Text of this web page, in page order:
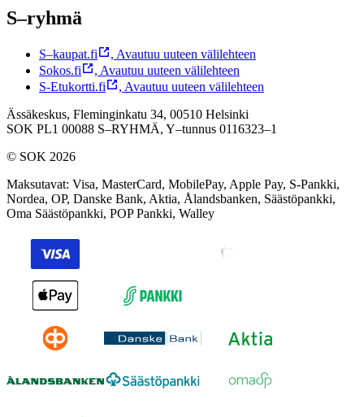
S–ryhmä
S–kaupat.fi , Avautuu uuteen välilehteen
Sokos.fi
, Avautuu uuteen välilehteen
S-Etukortti.fi
, Avautuu uuteen välilehteen
Ässäkeskus, Fleminginkatu 34, 00510 Helsinki
SOK PL1 00088 S–RYHMÄ, Y–tunnus 0116323–1
© SOK 2026
Maksutavat: Visa, MasterCard, MobilePay, Apple Pay, S-Pankki,
Nordea, OP, Danske Bank, Aktia, Ålandsbanken, Säästöpankki,
Oma Säästöpankki, POP Pankki, Walley